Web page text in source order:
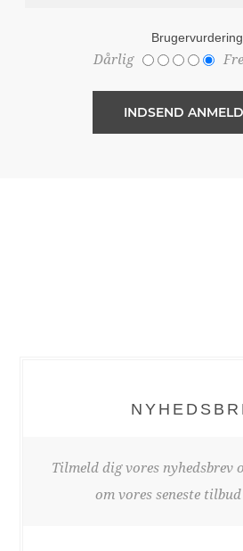
Dårlig
Tilmeld dig vores nyhedsbrev
om vores seneste